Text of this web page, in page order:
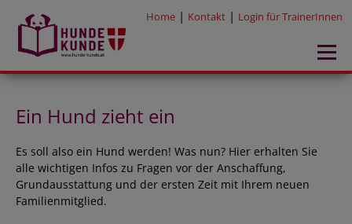
Home | Kontakt | Login für TrainerInnen
Ein Hund zieht ein
Es soll also ein Hund werden! Was nun? Hier erhalten Sie
alle wichtigen Infos zu Fragen vor der Anschaffung,
Grundausstattung und der ersten Zeit mit Ihrem neuen
Familienmitglied.